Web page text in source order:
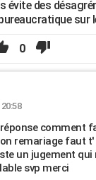
évite des
sur
0
comment
remariage faut
un jugement qui
svp merci